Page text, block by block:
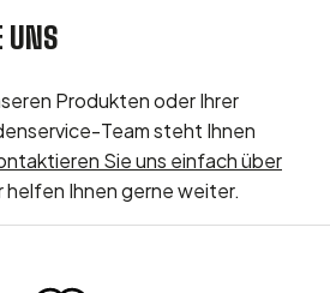
UNS
Produkten oder Ihrer
Team steht Ihnen
Sie uns einfach über
helfen Ihnen gerne weiter.